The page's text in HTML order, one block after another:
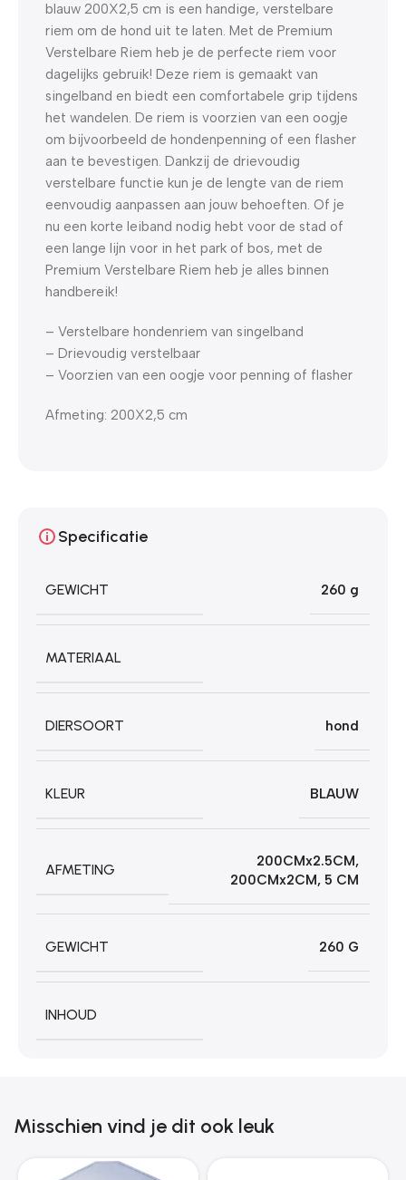
blauw 200X2,5 cm is een handige, verstelbare
riem om de hond uit te laten. Met de Premium
Verstelbare Riem heb je de perfecte riem voor
dagelijks gebruik! Deze riem is gemaakt van
singelband en biedt een comfortabele grip tijdens
het wandelen. De riem is voorzien van een oogje
om bijvoorbeeld de hondenpenning of een flasher
aan te bevestigen. Dankzij de drievoudig
verstelbare functie kun je de lengte van de riem
eenvoudig aanpassen aan jouw behoeften. Of je
nu een korte leiband nodig hebt voor de stad of
een lange lijn voor in het park of bos, met de
Premium Verstelbare Riem heb je alles binnen
handbereik!
– Verstelbare hondenriem van singelband
– Drievoudig verstelbaar
– Voorzien van een oogje voor penning of flasher
Afmeting: 200X2,5 cm
Specificatie
GEWICHT 260 g
MATERIAAL
DIERSOORT hond
KLEUR BLAUW
AFMETING
200CMx2.5CM,
200CMx2CM, 5 CM
GEWICHT 260 G
INHOUD
Misschien vind je dit ook leuk